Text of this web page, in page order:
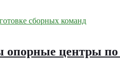
центры по